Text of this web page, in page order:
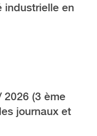
industrielle en
2026 (3 ème
journaux et